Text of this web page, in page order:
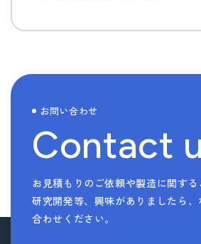
お問い合わせ
Contact
お見積もりのご依頼や製造に関す
研究開発等、 興味がありましたら
合わせください。